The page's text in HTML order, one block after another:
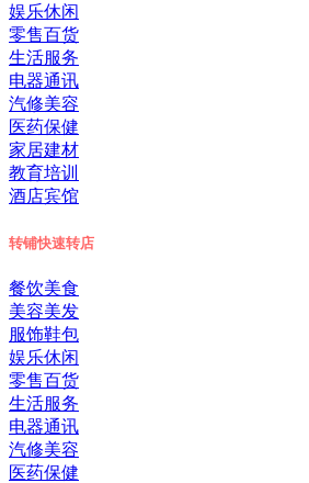
娱乐休闲
零售百货
生活服务
电器通讯
汽修美容
医药保健
家居建材
教育培训
酒店宾馆
转铺快速转店
餐饮美食
美容美发
服饰鞋包
娱乐休闲
零售百货
生活服务
电器通讯
汽修美容
医药保健